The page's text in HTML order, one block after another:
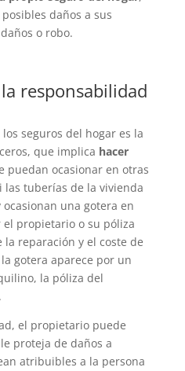
daños a sus
o robo.
responsabilidad
seguros del hogar es la
que implica hacer
puedan ocasionar en otras
las tuberías de la vivienda
una gotera en
propietario o su póliza
reparación y el coste de
gotera aparece por un
la póliza del
el propietario puede
proteja de daños a
atribuibles a la persona